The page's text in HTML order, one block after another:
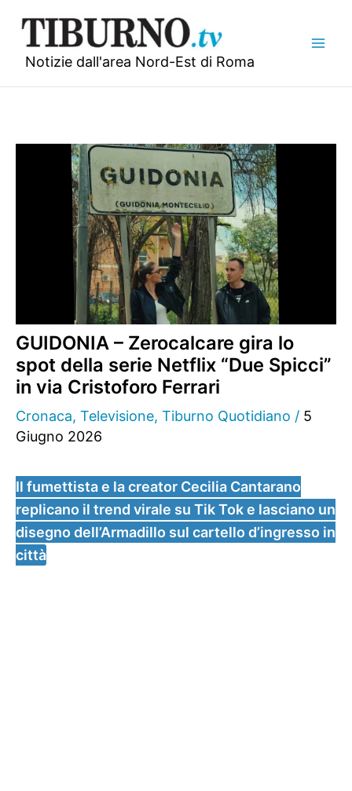
contenuto
Notizie dall'area Nord-Est di Roma
GUIDONIA – Zerocalcare gira lo
spot della serie Netflix “Due Spicci”
in via Cristoforo Ferrari
Cronaca, Televisione, Tiburno Quotidiano / 5
Giugno 2026
Il fumettista e la creator Cecilia Cantarano
replicano il trend virale su Tik Tok e lasciano un
disegno dell’Armadillo sul cartello d’ingresso in
città